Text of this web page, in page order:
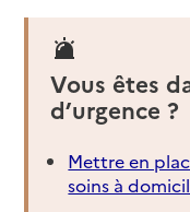
Vous êtes
d’urgence ?
Mettre en
soins à